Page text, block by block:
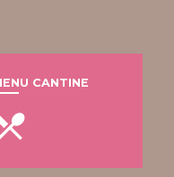
CANTINE